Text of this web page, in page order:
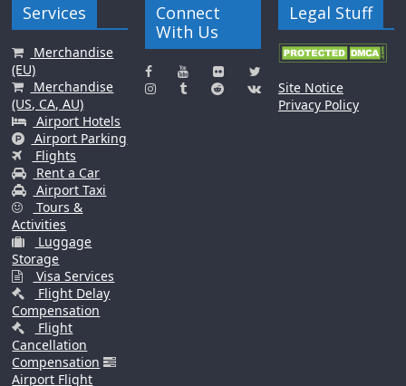
Services
Merchandise
(EU)
Merchandise
(US, CA, AU)
Airport Hotels
Airport Parking
Flights
Rent a Car
Airport Taxi
Tours &
Activities
Luggage
Storage
Visa Services
Flight Delay
Compensation
Flight
Cancellation
Compensation
Airport Flight
Connect
With Us
Legal Stuff
Site Notice
Privacy Policy